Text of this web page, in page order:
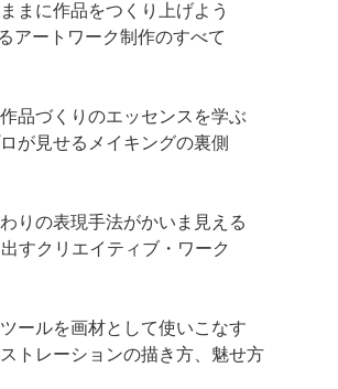
まに作品をつくり上げよう
アートワーク制作のすべて
品づくりのエッセンスを学ぶ
が見せるメイキングの裏側
りの表現手法がかいま見える
すクリエイティブ・ワーク
ールを画材として使いこなす
トレーションの描き方、魅せ方